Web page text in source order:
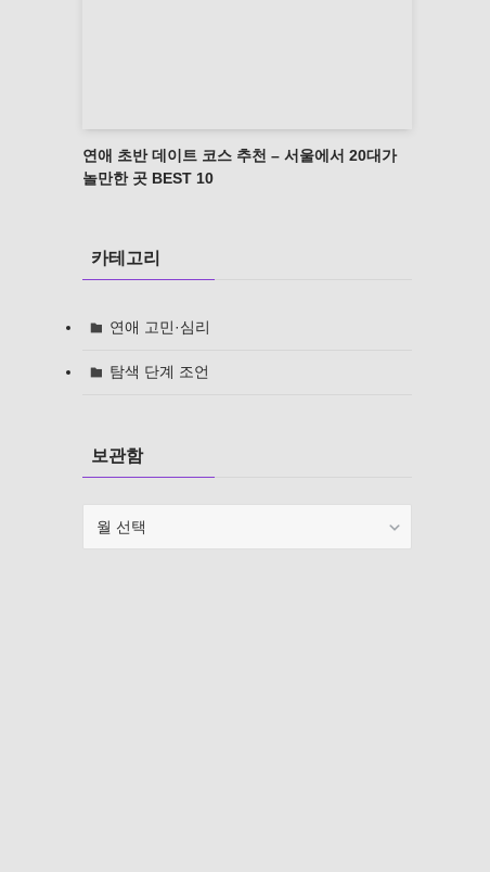
연애 초반 데이트 코스 추천 – 서울에서 20대가
놀만한 곳 BEST 10
카테고리
연애 고민·심리
탐색 단계 조언
보관함